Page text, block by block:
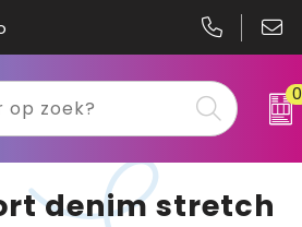
0
denim stretch